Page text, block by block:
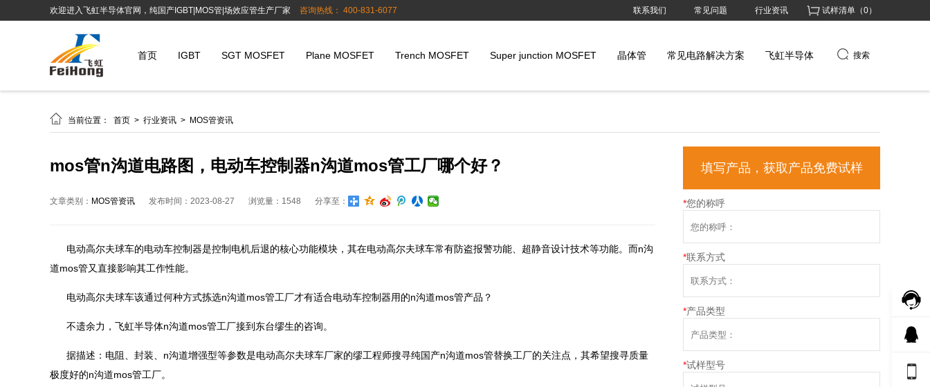
欢迎进入飞虹半导体官网，纯国产IGBT|MOS管|场效应管生产厂家 咨询热线： 400-831-6077 联系我们 常见问题 行业资讯 试样清单（0）
首页 IGBT SGT MOSFET Plane MOSFET Trench MOSFET Super junction MOSFET 晶体管 常见电路解决方案 飞虹半导体 搜索
 当前位置： 首页 > 行业资讯 > MOS管资讯
mos管n沟道电路图，电动车控制器n沟道mos管工厂哪个好？
文章类别： MOS管资讯 发布时间：2023-08-27 浏览量：1548 分享至：
电动高尔夫球车的电动车控制器是控制电机后退的核心功能模块，其在电动高尔夫球车常有防盗报警功能、超静音设计技术等功能。而n沟
道mos管又直接影响其工作性能。
电动高尔夫球车该通过何种方式拣选n沟道mos管工厂才有适合电动车控制器用的n沟道mos管产品？
不遗余力，飞虹半导体n沟道mos管工厂接到东台缪生的咨询。
据描述：电阻、封装、n沟道增强型等参数是电动高尔夫球车厂家的缪工程师搜寻纯国产n沟道mos管替换工厂的关注点，其希望搜寻质量
极度好的n沟道mos管工厂。
填写产品，获取产品免费试样
*您的称呼
*联系方式
*产品类型
*试样型号
